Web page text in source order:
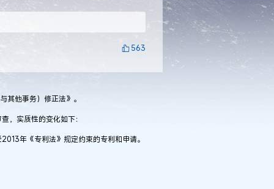
563
其他事务）修正法》。
，实质性的变化如下：
年《专利法》规定约束的专利和申请。